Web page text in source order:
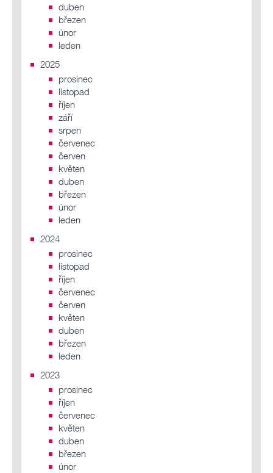
duben
březen
únor
leden
2025
prosinec
listopad
říjen
září
srpen
červenec
červen
květen
duben
březen
únor
leden
2024
prosinec
listopad
říjen
červenec
červen
květen
duben
březen
leden
2023
prosinec
říjen
červenec
květen
duben
březen
únor